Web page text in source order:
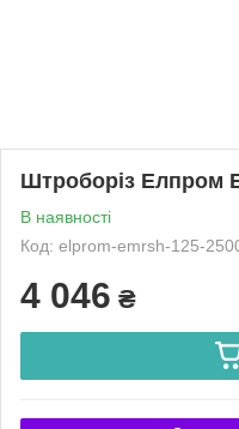
Штроборіз Елпром
В наявності
Код: elprom-emrsh-125-
4 046 ₴